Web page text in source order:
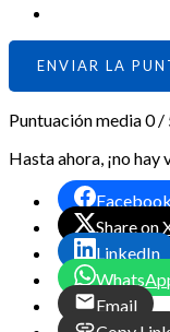
ENVIAR LA
Puntuación media0/
Hasta ahora, ¡no
Facebook
Share on
LinkedIn
Email